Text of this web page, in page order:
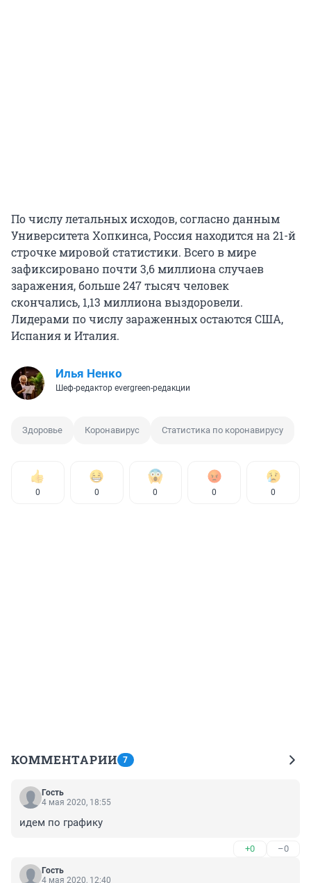
По числу летальных исходов, согласно данным
Университета Хопкинса, Россия находится на 21-й
строчке мировой статистики. Всего в мире
зафиксировано почти 3,6 миллиона случаев
заражения, больше 247 тысяч человек
скончались, 1,13 миллиона выздоровели.
Лидерами по числу зараженных остаются США,
Испания и Италия.
Илья Ненко
Шеф-редактор evergreen-редакции
Здоровье Коронавирус Статистика по коронавирусу
0 0 0 0 0
КОММЕНТАРИИ 7
Гость
4 мая 2020, 18:55
идем по графику
+0 –0
Гость
4 мая 2020, 12:40